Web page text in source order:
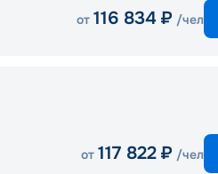
от 116 834 ₽ /чел
от 117 822 ₽ /чел